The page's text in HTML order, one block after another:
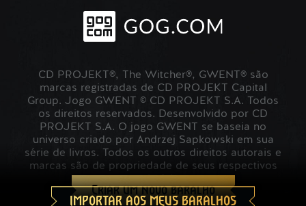
Criar um novo baralho
IMPORTAR AOS MEUS BARALHOS
CD PROJEKT®, The Witcher®, GWENT® são
marcas registradas de CD PROJEKT Capital
Group. Jogo GWENT © CD PROJEKT S.A. Todos
os direitos reservados. Desenvolvido por CD
PROJEKT S.A. O jogo GWENT se baseia no
universo criado por Andrzej Sapkowski em sua
série de livros. Todos os outros direitos autorais e
marcas são de propriedade de seus respectivos
proprietários.